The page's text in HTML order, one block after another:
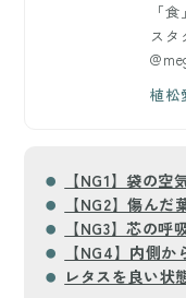
「
スタ
植松
【NG1】袋の空
【NG2】傷ん
【NG3】芯の呼
【NG4】内側か
レタスを良い状